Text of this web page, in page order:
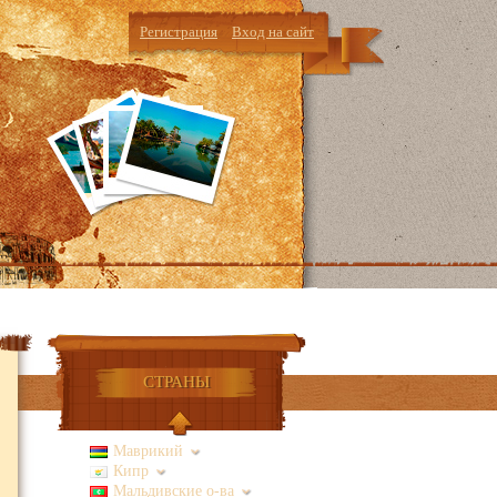
Регистрация Вход на сайт
СТРАНЫ
Маврикий
Кипр
Мальдивские о-ва